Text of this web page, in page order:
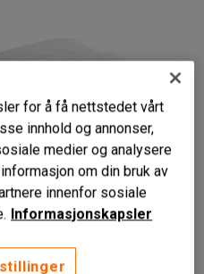
for å få nettstedet vårt
innhold og annonser,
medier og analysere
om din bruk av
innenfor sosiale
Informasjonskapsler